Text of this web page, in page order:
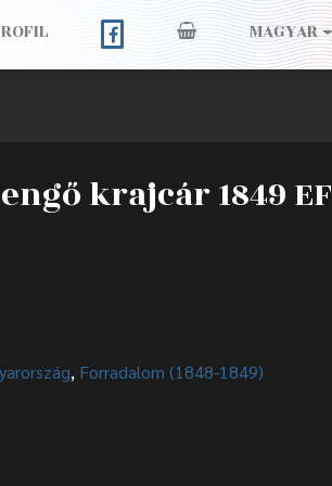
MAGYAR
krajcár 1849 EF
, Forradalom (1848-1849)